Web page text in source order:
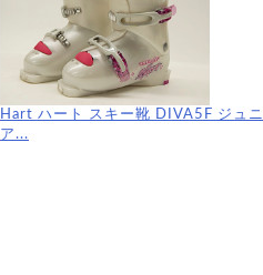
Hart ハート スキー靴 DIVA5F ジュニ
ア...